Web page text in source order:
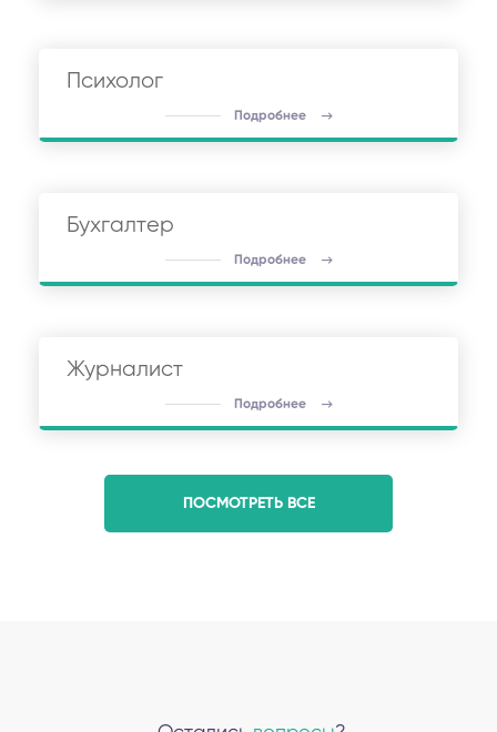
Психолог
Подробнее
Бухгалтер
Подробнее
Журналист
Подробнее
ПОСМОТРЕТЬ ВСЕ